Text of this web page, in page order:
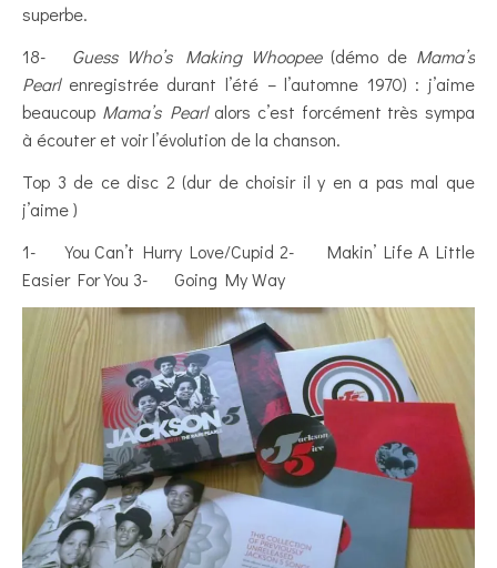
superbe.
18- Guess Who’s Making Whoopee(démo de Mama’s
Pearlenregistrée durant l’été – l’automne 1970) : j’aime
beaucoup Mama’s Pearlalors c’est forcément très sympa
à écouter et voir l’évolution de la chanson.
Top 3 de ce disc 2 (dur de choisir il y en a pas mal que
j’aime )
1- You Can’t Hurry Love/Cupid 2- Makin’ Life A Little
Easier For You 3- Going My Way